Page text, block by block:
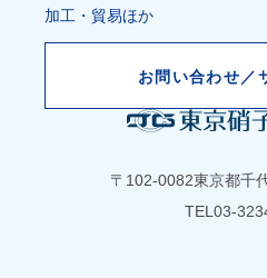
〒102-0082東京都千
TEL 03-
加工・貿易ほか
お問い合わせ／